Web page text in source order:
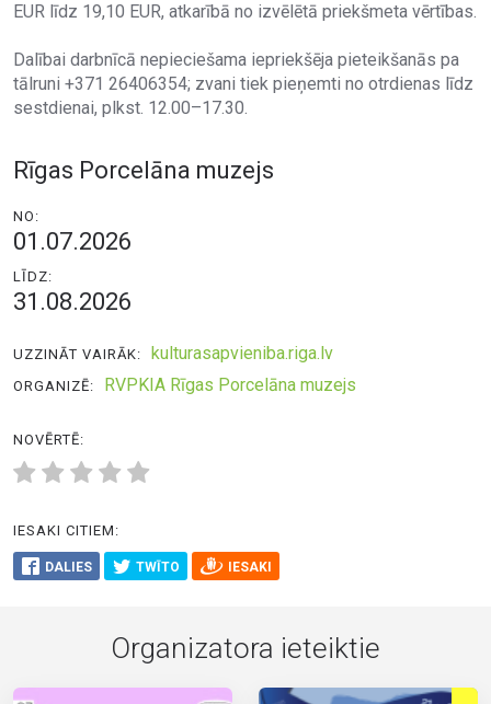
EUR līdz 19,10 EUR, atkarībā no izvēlētā priekšmeta vērtības.
Dalībai darbnīcā nepieciešama iepriekšēja pieteikšanās pa
tālruni +371 26406354; zvani tiek pieņemti no otrdienas līdz
sestdienai, plkst. 12.00–17.30.
Rīgas Porcelāna muzejs
NO:
01.07.2026
LĪDZ:
31.08.2026
UZZINĀT VAIRĀK: kulturasapvieniba.riga.lv
ORGANIZĒ: RVPKIA Rīgas Porcelāna muzejs
NOVĒRTĒ:
IESAKI CITIEM:
DALIES TWĪTO IESAKI
Organizatora ieteiktie